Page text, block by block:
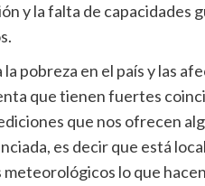
y la falta de capacidades
pobreza en el país y las
que tienen fuertes
que nos ofrecen
es decir que está
lo que